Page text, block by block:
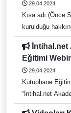
Yenipazar Tariş
Allah'tan rahmet,
29.04.2024
Kısa adı (Önce Sen) olan Önce İnsan Sendikası'nın
Eğitimi
29.04.2024
Kütüphane
“İntihal.net
Webinarı” düzenlenecektir.